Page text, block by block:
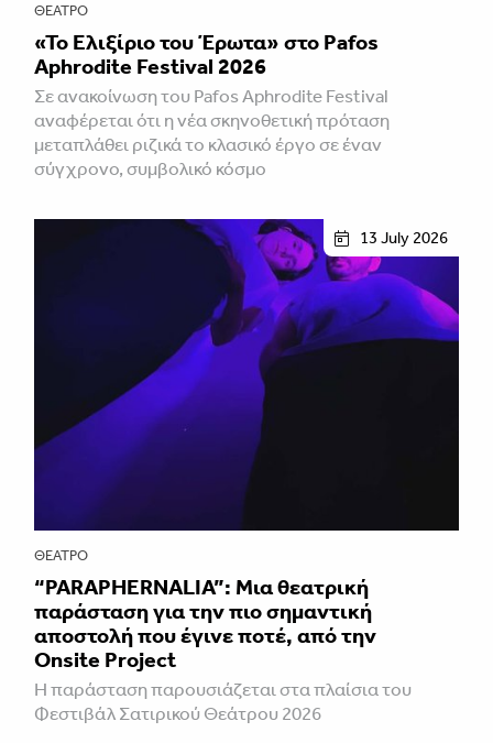
ΘΈΑΤΡΟ
«Το Ελιξίριο του Έρωτα» στο Pafos
Aphrodite Festival 2026
Σε ανακοίνωση του Pafos Aphrodite Festival
αναφέρεται ότι η νέα σκηνοθετική πρόταση
μεταπλάθει ριζικά το κλασικό έργο σε έναν
σύγχρονο, συμβολικό κόσμο
13 July 2026
ΘΈΑΤΡΟ
“PARAPHERNALIA”: Μια θεατρική
παράσταση για την πιο σημαντική
αποστολή που έγινε ποτέ, από την
Onsite Project
H παράσταση παρουσιάζεται στα πλαίσια του
Φεστιβάλ Σατιρικού Θεάτρου 2026